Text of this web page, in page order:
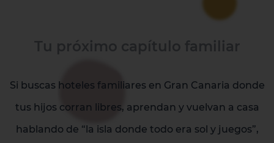
Si buscas hoteles familiares en Gran Canaria donde
tus hijos corran libres, aprendan y vuelvan a casa
hablando de “la isla donde todo era sol y juegos”,